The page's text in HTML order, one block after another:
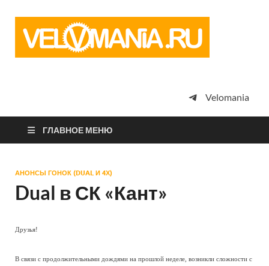
просто
Velomania
ГЛАВНОЕ МЕНЮ
АНОНСЫ ГОНОК (DUAL И 4Х)
Dual в СК «Кант»
Друзья!
В связи с продолжительными дождями на прошлой неделе, возникли сложности с